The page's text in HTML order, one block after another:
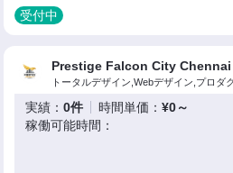
受付中
Prestige Falcon City Chennai
トータルデザイン,Webデザイン,プロダ
実績：0件 時間単価：¥0～
稼働可能時間：